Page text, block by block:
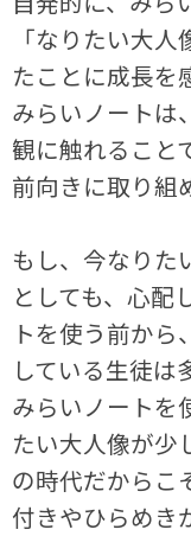
「なりたい大
たことに成長を
みらいノートは
観に触れること
前向きに取り組
もし、今なりた
としても、心配
トを使う前か
している生徒は
みらいノートを
たい大人像が少
の時代だからこ
付きやひらめき